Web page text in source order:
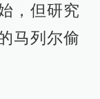
，但研究
马列尔偷